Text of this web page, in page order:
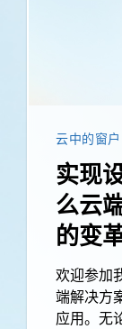
云中的窗户
实现
么云
的变
欢迎参加
端解决方
应用。无